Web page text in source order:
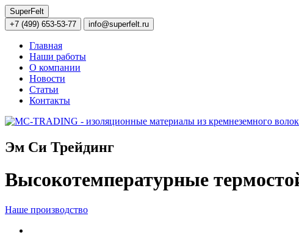
SuperFelt
+7 (499) 653-53-77
info@superfelt.ru
Главная
Наши работы
О компании
Новости
Статьи
Контакты
Эм Си Трейдинг
Высокотемпературные
Наше производство